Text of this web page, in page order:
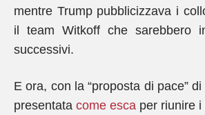
mentre Trump pubblicizzava i
il team Witkoff che sarebbero
successivi.
E ora, con la “proposta di pace”
presentata come esca per riunire